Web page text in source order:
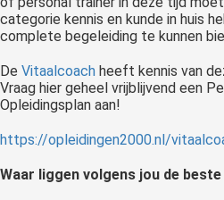
categorie kennis en kunde in huis
complete begeleiding te kunnen
De Vitaalcoach heeft kennis van
Vraag hier geheel vrijblijvend een
Opleidingsplan aan!
https://opleidingen2000.nl/
Waar liggen volgens jou de beste